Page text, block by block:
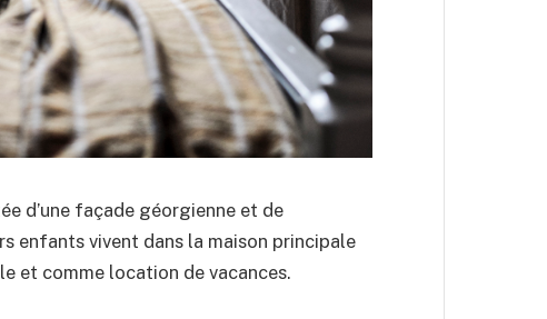
d’une façade géorgienne et de
enfants vivent dans la maison principale
et comme location de vacances.